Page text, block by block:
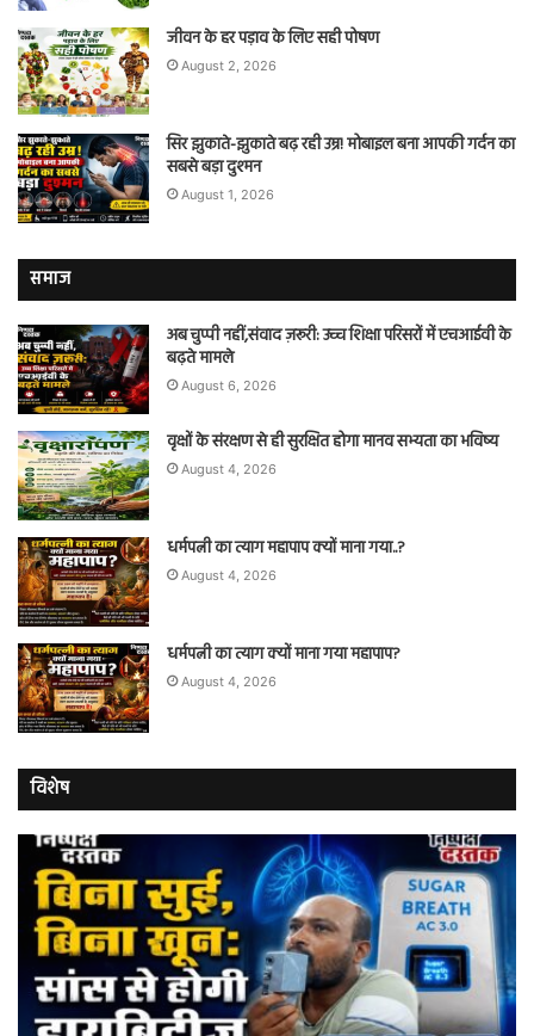
जीवन के हर पड़ाव के लिए सही पोषण
August 2, 2026
सिर झुकाते-झुकाते बढ़ रही उम्र! मोबाइल बना आपकी गर्दन का
सबसे बड़ा दुश्मन
August 1, 2026
समाज
अब चुप्पी नहीं,संवाद ज़रूरी: उच्च शिक्षा परिसरों में एचआईवी के
बढ़ते मामले
August 6, 2026
वृक्षों के संरक्षण से ही सुरक्षित होगा मानव सभ्यता का भविष्य
August 4, 2026
धर्मपत्नी का त्याग महापाप क्यों माना गया..?
August 4, 2026
धर्मपत्नी का त्याग क्यों माना गया महापाप?
August 4, 2026
विशेष